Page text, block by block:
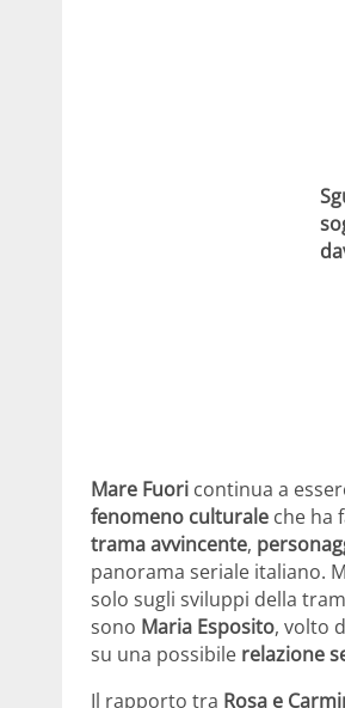
Mare Fuori continua a
fenomeno culturale che ha
trama avvincente,
panorama seriale italiano.
solo sugli sviluppi della
sono Maria Esposito, volto
su una possibile relazione
Il rapporto tra Rosa e